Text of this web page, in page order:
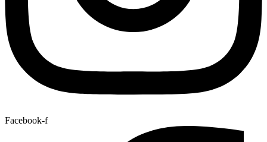
Facebook-f